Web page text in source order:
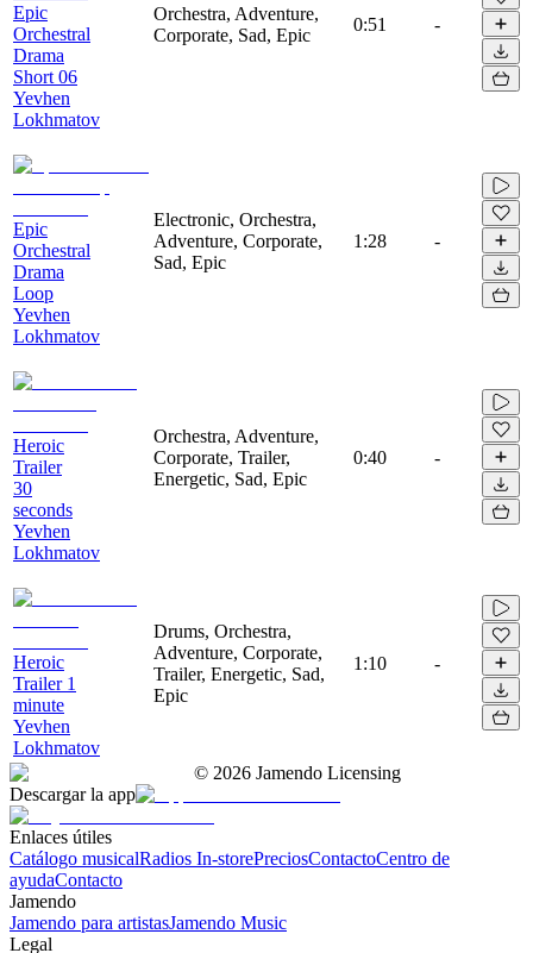
Epic
Orchestral
Drama
Short 06
Yevhen
Lokhmatov
Orchestra, Adventure,
Corporate, Sad, Epic
0:51 -
Epic
Orchestral
Drama
Loop
Yevhen
Lokhmatov
Electronic, Orchestra,
Adventure, Corporate,
Sad, Epic
1:28 -
Heroic
Trailer
30
seconds
Yevhen
Lokhmatov
Orchestra, Adventure,
Corporate, Trailer,
Energetic, Sad, Epic
0:40 -
Heroic
Trailer 1
minute
Yevhen
Lokhmatov
Drums, Orchestra,
Adventure, Corporate,
Trailer, Energetic, Sad,
Epic
1:10 -
© 2026 Jamendo Licensing
Descargar la app
Enlaces útiles
Catálogo musicalRadios In-storePreciosContactoCentro de
ayudaContacto
Jamendo
Jamendo para artistasJamendo Music
Legal